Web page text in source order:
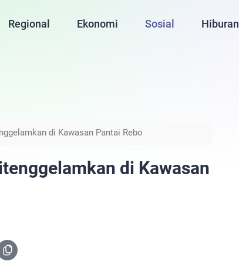
Regional Ekonomi Sosial Hiburan
di Kawasan Pantai Rebo
di Kawasan